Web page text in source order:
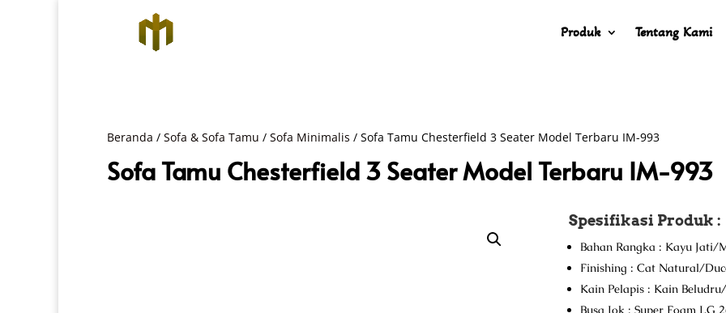
Produk Tentang Kami
Beranda / Sofa & Sofa Tamu / Sofa Minimalis / Sofa Tamu Chesterfield 3 Seater Model Terbaru IM-993
Sofa Tamu Chesterfield 3 Seater Model Terbaru IM-993
Spesifikasi Produk :
Bahan Rangka : Kayu
Finishing : Cat Natural/
Kain Pelapis : Kain
Busa Jok : Super Foam LG